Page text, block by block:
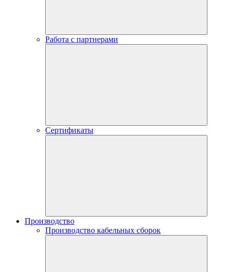
Работа с партнерами
Сертификаты
Производство
Производство кабельных сборок